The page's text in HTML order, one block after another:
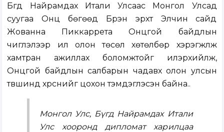
Бүгд Найрамдах Итали Улсаас Монгол Улсад
суугаа Онц бөгөөд Бүрэн эрхт Элчин сайд
Жованна Пиккаррета Онцгой байдлын
чиглэлээр илүү олон төсөл хөтөлбөр хэрэгжүүлж
хамтран ажиллах боломжтойг илэрхийлж,
Онцгой байдлын салбарын чадавх олон улсын
түвшинд хүрснийг цохон тэмдэглэсэн байна..
Монгол Улс, Бүгд Найрамдах Итали
Улс хооронд дипломат харилцаа